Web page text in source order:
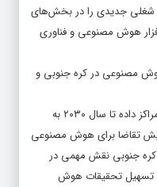
شغلی جدیدی را در بخش‌های
هوش مصنوعی و فناوری
مصنوعی در کره جنوبی و
پیش‌بینی می‌شود که ارزش بازار جهانی مراکز داده تا سال ۲۰۳۰ به
افزایش تقاضا برای هوش مصنوعی
جنوبی نقش مهمی در
تسهیل تحقیقات هوش